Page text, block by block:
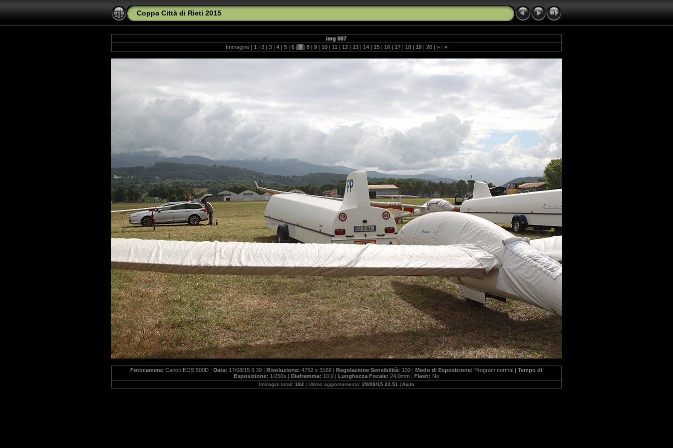
Coppa Città di Rieti 2015
img 007
Immagine | 1 | 2 | 3 | 4 | 5 | 6 | 7 | 8 | 9 | 10 | 11 | 12 | 13 | 14 | 15 | 16 | 17 | 18 | 19 | 20 | > | »
Fotocamera:Canon EOS 500D |Data: 17/08/15 9.39 |Risoluzione:4752 x 3168 |Regolazione Sensibilità: 100 |Modo di Esposizione: Program normal |Tempo di
Esposizione: 1/250s | Diaframma: 10.0 | Lunghezza Focale: 24,0mm | Flash: No
Immagini totali: 184| Ultimo aggiornamento: 29/08/15 23.51 | Aiuto